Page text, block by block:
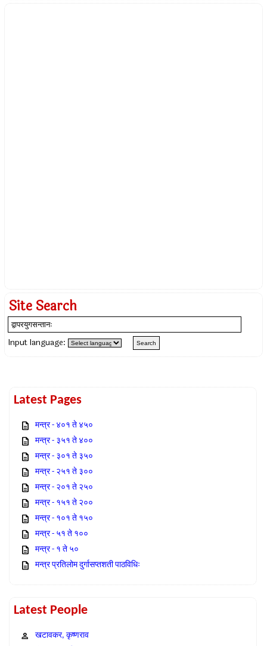
Site Search
Input language:
Latest Pages
मन्त्र - ४०१ ते ४५०
मन्त्र - ३५१ ते ४००
मन्त्र - ३०१ ते ३५०
मन्त्र - २५१ ते ३००
मन्त्र - २०१ ते २५०
मन्त्र - १५१ ते २००
मन्त्र - १०१ ते १५०
मन्त्र - ५१ ते १००
मन्त्र - १ ते ५०
मन्त्र प्रतिलोम दुर्गासप्तशती पाठविधिः
Latest People
खटावकर, कृष्णराव